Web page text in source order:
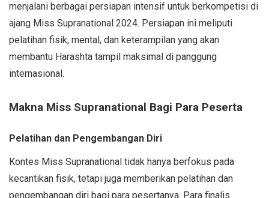
menjalani berbagai persiapan intensif untuk berkompetisi di
ajang Miss Supranational 2024. Persiapan ini meliputi
pelatihan fisik, mental, dan keterampilan yang akan
membantu Harashta tampil maksimal di panggung
internasional.
Makna Miss Supranational Bagi Para Peserta
Pelatihan dan Pengembangan Diri
Kontes Miss Supranational tidak hanya berfokus pada
kecantikan fisik, tetapi juga memberikan pelatihan dan
pengembangan diri bagi para pesertanya. Para finalis